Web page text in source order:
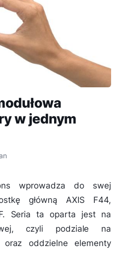
w jednym
wprowadza do swej
główną AXIS F44,
Seria ta oparta jest na
czyli podziale na
oraz oddzielne elementy